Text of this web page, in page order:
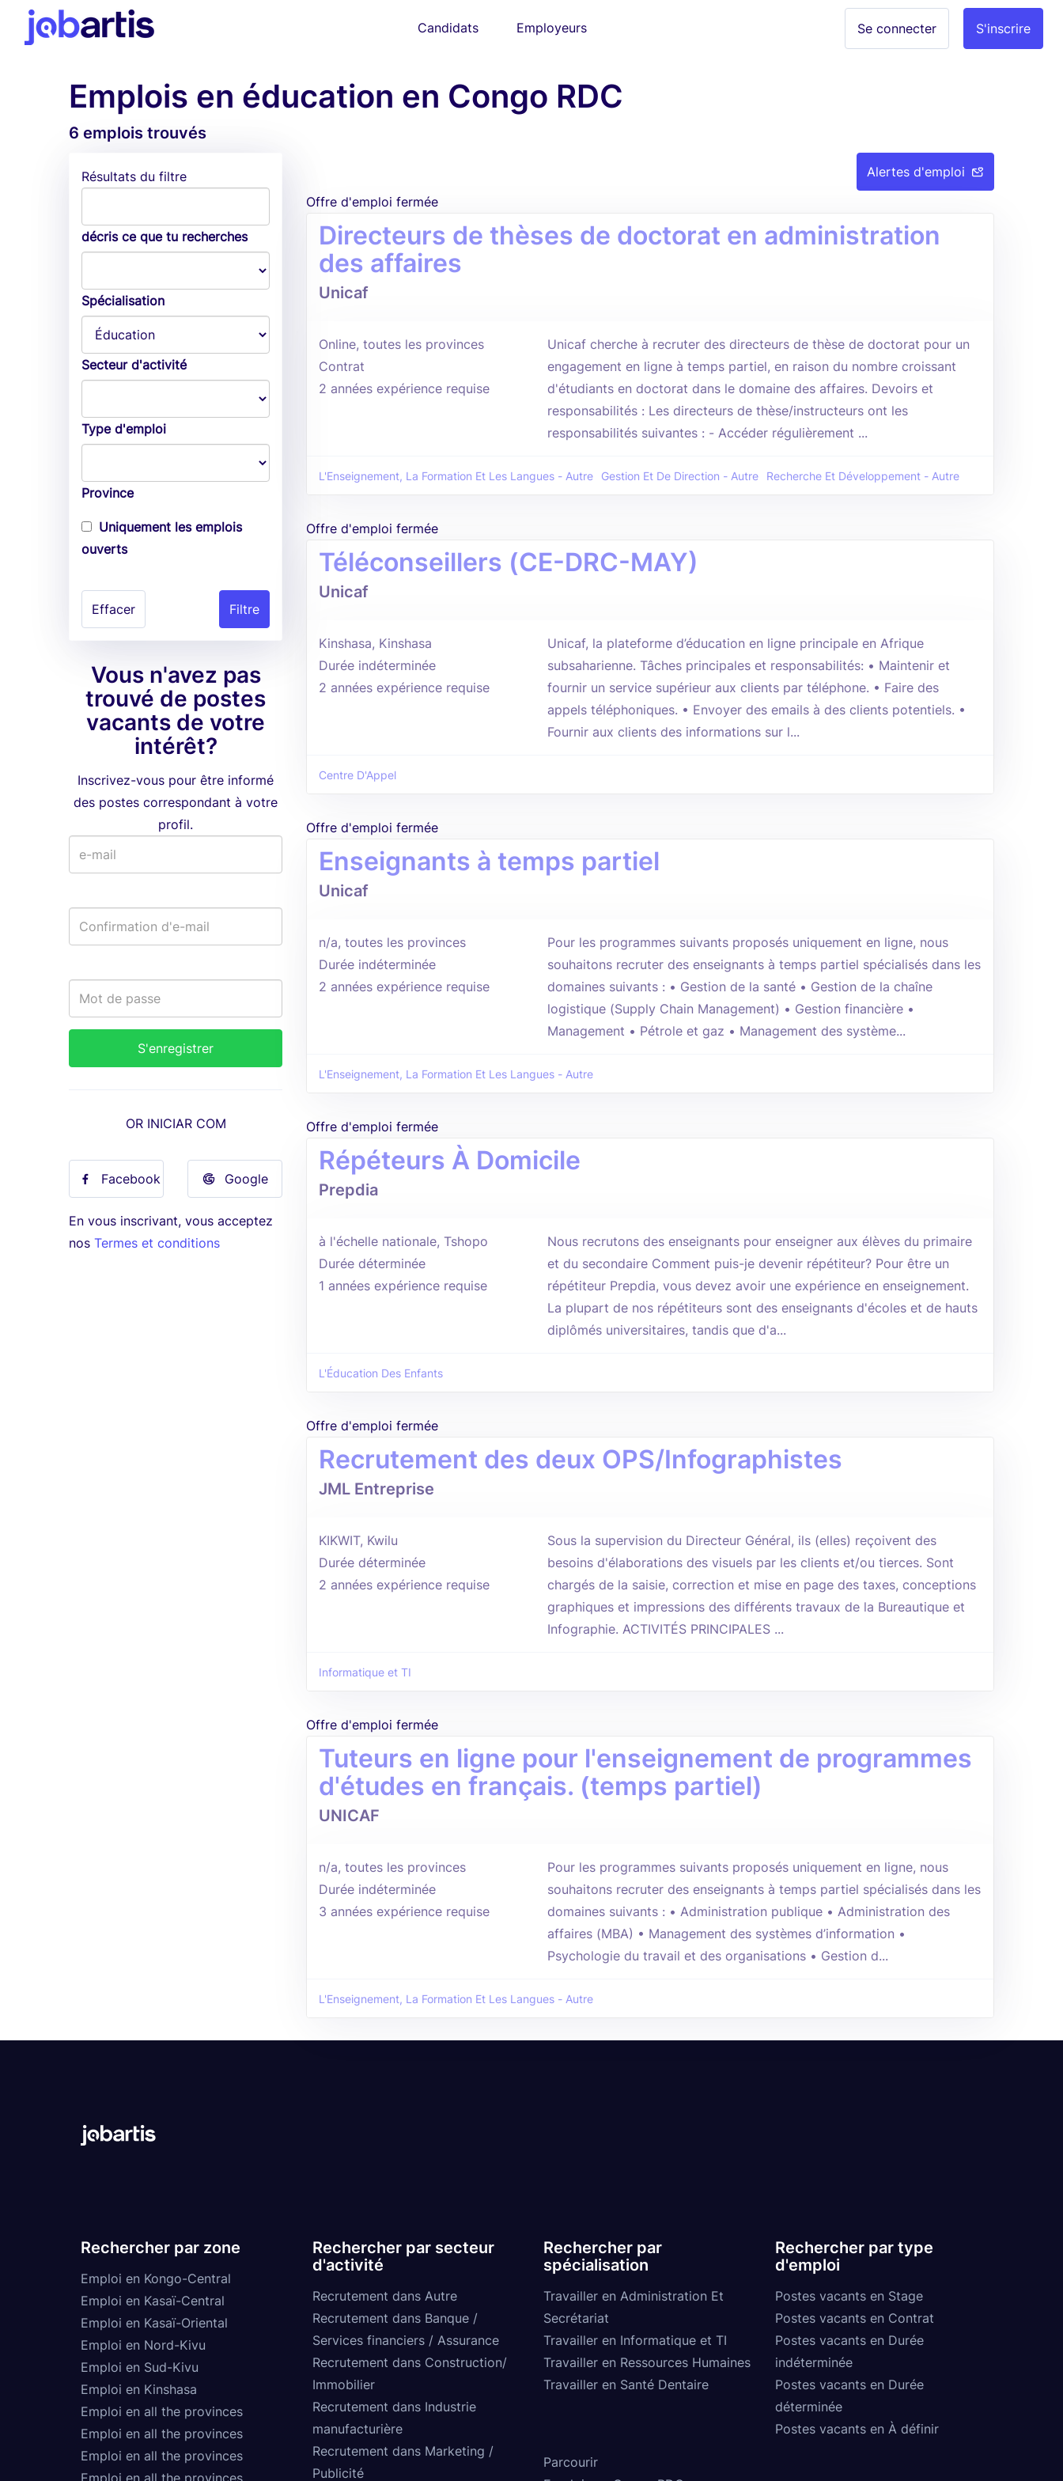
Candidats Employeurs S'inscrire
Se connecter
Emplois en éducation en Congo RDC
6 emplois trouvés
Alertes d'emploi
Résultats du filtre
décris ce que tu recherches
Spécialisation
Secteur d'activité
Type d'emploi
Province
Uniquement les emplois
ouverts
Effacer
Vous n'avez pas
trouvé de postes
vacants de votre
intérêt?
Inscrivez-vous pour être informé
des postes correspondant à votre
profil.
OR INICIAR COM
Facebook Google
En vous inscrivant, vous acceptez
nos Termes et conditions
Offre d'emploi fermée
Directeurs de thèses de doctorat en administration
des affaires
Unicaf
Online, toutes les provinces
Contrat
2 années expérience requise
Unicaf cherche à recruter des directeurs de thèse de doctorat pour un
engagement en ligne à temps partiel, en raison du nombre croissant
d'étudiants en doctorat dans le domaine des affaires. Devoirs et
responsabilités : Les directeurs de thèse/instructeurs ont les
responsabilités suivantes : - Accéder régulièrement ...
L'Enseignement, La Formation Et Les Langues - Autre Gestion Et De Direction - Autre Recherche Et Développement - Autre
Offre d'emploi fermée
Téléconseillers (CE-DRC-MAY)
Unicaf
Kinshasa, Kinshasa
Durée indéterminée
2 années expérience requise
Unicaf, la plateforme d’éducation en ligne principale en Afrique
subsaharienne. Tâches principales et responsabilités: • Maintenir et
fournir un service supérieur aux clients par téléphone. • Faire des
appels téléphoniques. • Envoyer des emails à des clients potentiels. •
Fournir aux clients des informations sur l...
Centre D'Appel
Offre d'emploi fermée
Enseignants à temps partiel
Unicaf
n/a, toutes les provinces
Durée indéterminée
2 années expérience requise
Pour les programmes suivants proposés uniquement en ligne, nous
souhaitons recruter des enseignants à temps partiel spécialisés dans les
domaines suivants : • Gestion de la santé • Gestion de la chaîne
logistique (Supply Chain Management) • Gestion financière •
Management • Pétrole et gaz • Management des système...
L'Enseignement, La Formation Et Les Langues - Autre
Offre d'emploi fermée
Répéteurs À Domicile
Prepdia
à l'échelle nationale, Tshopo
Durée déterminée
1 années expérience requise
Nous recrutons des enseignants pour enseigner aux élèves du primaire
et du secondaire Comment puis-je devenir répétiteur? Pour être un
répétiteur Prepdia, vous devez avoir une expérience en enseignement.
La plupart de nos répétiteurs sont des enseignants d'écoles et de hauts
diplômés universitaires, tandis que d'a...
L'Éducation Des Enfants
Offre d'emploi fermée
Recrutement des deux OPS/Infographistes
JML Entreprise
KIKWIT, Kwilu
Durée déterminée
2 années expérience requise
Sous la supervision du Directeur Général, ils (elles) reçoivent des
besoins d'élaborations des visuels par les clients et/ou tierces. Sont
chargés de la saisie, correction et mise en page des taxes, conceptions
graphiques et impressions des différents travaux de la Bureautique et
Infographie. ACTIVITÉS PRINCIPALES ...
Informatique et TI
Offre d'emploi fermée
Tuteurs en ligne pour l'enseignement de programmes
d'études en français. (temps partiel)
UNICAF
n/a, toutes les provinces
Durée indéterminée
3 années expérience requise
Pour les programmes suivants proposés uniquement en ligne, nous
souhaitons recruter des enseignants à temps partiel spécialisés dans les
domaines suivants : • Administration publique • Administration des
affaires (MBA) • Management des systèmes d’information •
Psychologie du travail et des organisations • Gestion d...
L'Enseignement, La Formation Et Les Langues - Autre
Rechercher par zone
Emploi en Kongo-Central
Emploi en Kasaï-Central
Emploi en Kasaï-Oriental
Emploi en Nord-Kivu
Emploi en Sud-Kivu
Emploi en Kinshasa
Emploi en all the provinces
Emploi en all the provinces
Emploi en all the provinces
Emploi en all the provinces
Rechercher par secteur
d'activité
Recrutement dans Autre
Recrutement dans Banque /
Services financiers / Assurance
Recrutement dans Construction/
Immobilier
Recrutement dans Industrie
manufacturière
Recrutement dans Marketing /
Publicité
Rechercher par
spécialisation
Travailler en Administration Et
Secrétariat
Travailler en Informatique et TI
Travailler en Ressources Humaines
Travailler en Santé Dentaire
Rechercher par type
d'emploi
Postes vacants en Stage
Postes vacants en Contrat
Postes vacants en Durée
indéterminée
Postes vacants en Durée
déterminée
Postes vacants en À définir
Parcourir